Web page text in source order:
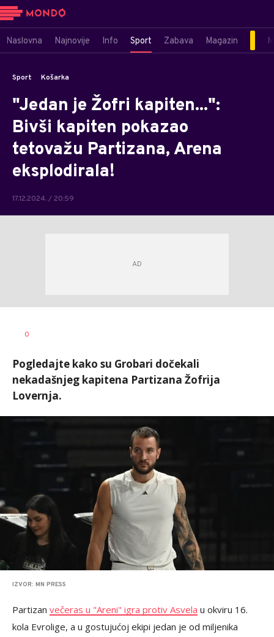
Naslovna Najnovije Info Sport Zabava Magazin
Sport Košarka
"Jedan je Žofri kapiten...":
Bivši kapiten pokazao
tetovažu Partizana, Arena
eksplodirala!
17.12.2024. / 20:59
0
Pogledajte kako su Grobari dočekali
nekadašnjeg kapitena Partizana Žofrija
Lovernja.
IZVOR: MN PRESS
Partizan večeras u "Areni" igra protiv Asvela u okviru 16.
kola Evrolige, a u gostujućoj ekipi jedan je od miljenika